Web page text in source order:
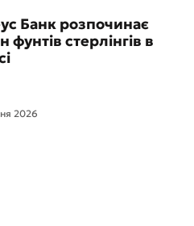
Банк розпочинає
фунтів стерлінгів в
2026